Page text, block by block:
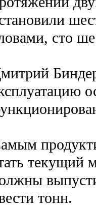
сто
текущий
тонн.